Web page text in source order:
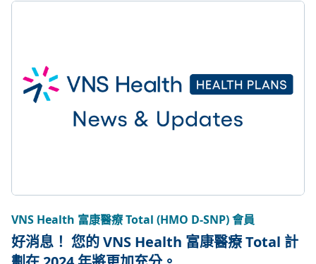
VNS Health 富康醫療 Total (HMO D-SNP) 會員
好消息！ 您的 VNS Health 富康醫療 Total 計